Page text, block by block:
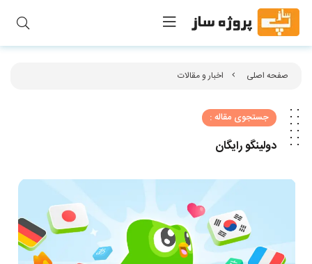
صفحه اصلی اخبار و مقالات
جستجوی مقاله :
دولینگو رایگان